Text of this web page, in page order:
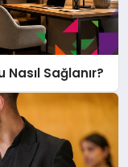
Nasıl Sağlanır?